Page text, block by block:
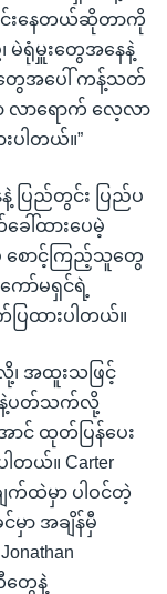
းနေတယ်ဆိုတာကို
မဲရုံမှူးတွေအနေနဲ့
တွေအပေါ် ကန့်သတ်
လာရောက် လေ့လာ
ပါတယ်။”
ပြည်တွင်း ပြည်ပ
ါ်ထားပေမဲ့
စောင့်ကြည့်သူတွေ
ော်မရှင်ရဲ့
ြထားပါတယ်။
အထူးသဖြင့်
နဲ့ပတ်သက်လို့
င် ထုတ်ပြန်ပေး
တယ်။ Carter
က်ထဲမှာ ပါဝင်တဲ့
ာ အချိန်မှီ
တွေနဲ့